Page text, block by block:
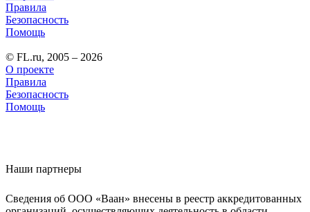
Правила
Безопасность
Помощь
© FL.ru, 2005 – 2026
О проекте
Правила
Безопасность
Помощь
Наши партнеры
Сведения об ООО «Ваан» внесены в реестр аккредитованных